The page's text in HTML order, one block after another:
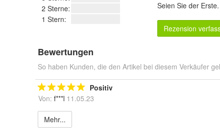
2 Sterne:
1 Stern:
Seien Sie der Erste.
Rezension
Bewertungen
So haben Kunden, die den Artikel bei diesem Verkäufer
Positiv
Von: f***l 11.05.23
Mehr...